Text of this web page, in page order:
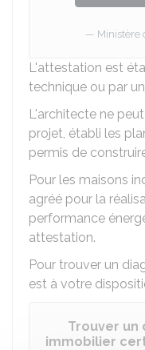
Ministère
L'attestation est
technique ou par
L'architecte ne
projet, établi les
permis de
Pour les maisons
agréé pour la
performance
attestation.
Pour trouver un
est à votre
Trouver un
immobilier